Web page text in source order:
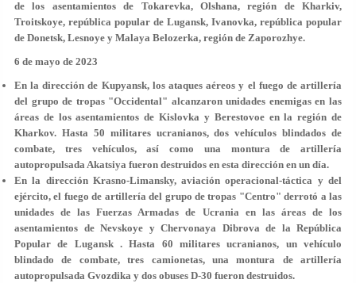
de los asentamientos de Tokarevka, Olshana, región de Kharkiv,
Troitskoye, república popular de Lugansk, Ivanovka, república popular
de Donetsk, Lesnoye y Malaya Belozerka, región de Zaporozhye.
6 de mayo de 2023
En la dirección de Kupyansk, los ataques aéreos y el fuego de artillería
del grupo de tropas "Occidental" alcanzaron unidades enemigas en las
áreas de los asentamientos de Kislovka y Berestovoe en la región de
Kharkov. Hasta 50 militares ucranianos, dos vehículos blindados de
combate, tres vehículos, así como una montura de artillería
autopropulsada Akatsiya fueron destruidos en esta dirección en un día.
En la dirección Krasno-Limansky, aviación operacional-táctica y del
ejército, el fuego de artillería del grupo de tropas "Centro" derrotó a las
unidades de las Fuerzas Armadas de Ucrania en las áreas de los
asentamientos de Nevskoye y Chervonaya Dibrova de la República
Popular de Lugansk . Hasta 60 militares ucranianos, un vehículo
blindado de combate, tres camionetas, una montura de artillería
autopropulsada Gvozdika y dos obuses D-30 fueron destruidos.